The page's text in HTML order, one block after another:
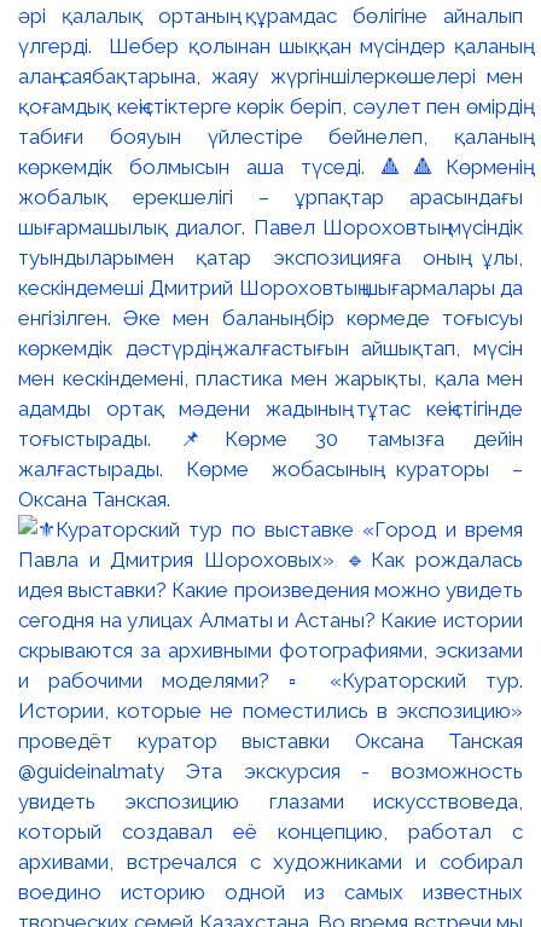
әрі қалалық ортаның құрамдас бөлігіне айналып
үлгерді. Шебер қолынан шыққан мүсіндер қаланың
алаң-саябақтарына, жаяу жүргіншілеркөшелері мен
қоғамдық кеңістіктерге көрік беріп, сәулет пен өмірдің
табиғи бояуын үйлестіре бейнелеп, қаланың
көркемдік болмысын аша түседі. 🔺🔺Көрменің
жобалық ерекшелігі – ұрпақтар арасындағы
шығармашылық диалог. Павел Шороховтың мүсіндік
туындыларымен қатар экспозицияға оның ұлы,
кескіндемеші Дмитрий Шороховтың шығармалары да
енгізілген. Әке мен баланың бір көрмеде тоғысуы
көркемдік дәстүрдің жалғастығын айшықтап, мүсін
мен кескіндемені, пластика мен жарықты, қала мен
адамды ортақ мәдени жадының тұтас кеңістігінде
тоғыстырады. 📌Көрме 30 тамызға дейін
жалғастырады. Көрме жобасының кураторы –
Оксана Танская.